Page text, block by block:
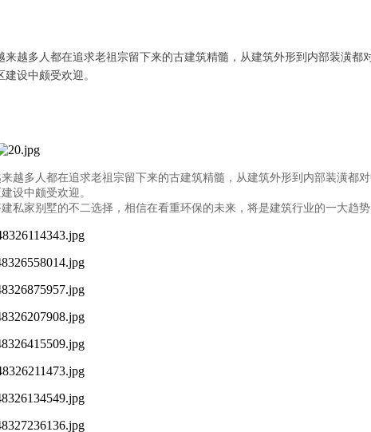
越多人都在追求老祖宗留下来的古建筑精髓，从建筑外形到内部装潢都
设中颇受欢迎。
多人都在追求老祖宗留下来的古建筑精髓，从建筑外形到内部装潢都
设中颇受欢迎。
家别墅的不二选择，相信在看重环保的未来，将是建筑行业的一大趋势